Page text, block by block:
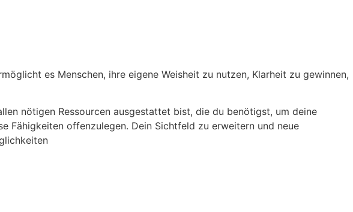
es Menschen, ihre eigene Weisheit zu nutzen, Klarheit zu gewinnen,
nötigen Ressourcen ausgestattet bist, die du benötigst, um deine
Fähigkeiten offenzulegen. Dein Sichtfeld zu erweitern und neue